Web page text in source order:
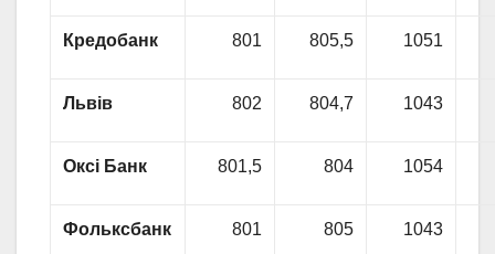
Кредобанк 801 805,5 1051
Львів 802 804,7 1043
Оксі Банк 801,5 804 1054
Фольксбанк 801 805 1043